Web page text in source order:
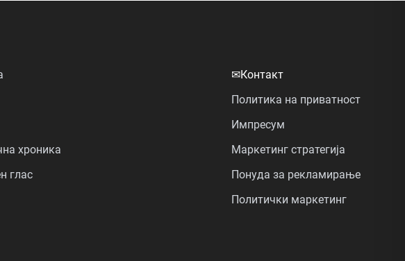
хроника
глас
✉Контакт
Политика на приватност
Импресум
Маркетинг стратегија
Понуда за рекламирање
Политички маркетинг